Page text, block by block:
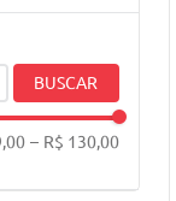
BUSCAR
– R$ 130,00